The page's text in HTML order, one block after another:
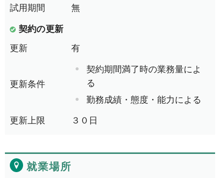
四国地方
愛媛県
中国地方
2件
より詳細な探し方へ
NEWS
試用期間
無
契約の更新
更新
有
更新条件
契約期間満了時の業務量によ
る
勤務成績・態度・能力による
更新上限
３０日
就業場所